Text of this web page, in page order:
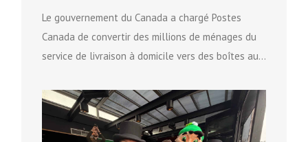
Le gouvernement du Canada a chargé Postes
Canada de convertir des millions de ménages du
service de livraison à domicile vers des boîtes aux